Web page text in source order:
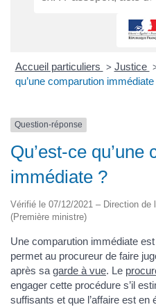
Accueil particuliers > Justice
qu’une comparution immédiate
Question-réponse
Qu’est-ce qu’une
immédiate ?
Vérifié le 07/12/2021 – Direction de
(Première ministre)
Une comparution immédiate
permet au procureur de faire
après sa garde à vue. Le
engager cette procédure s’il
suffisants et que l’affaire est en